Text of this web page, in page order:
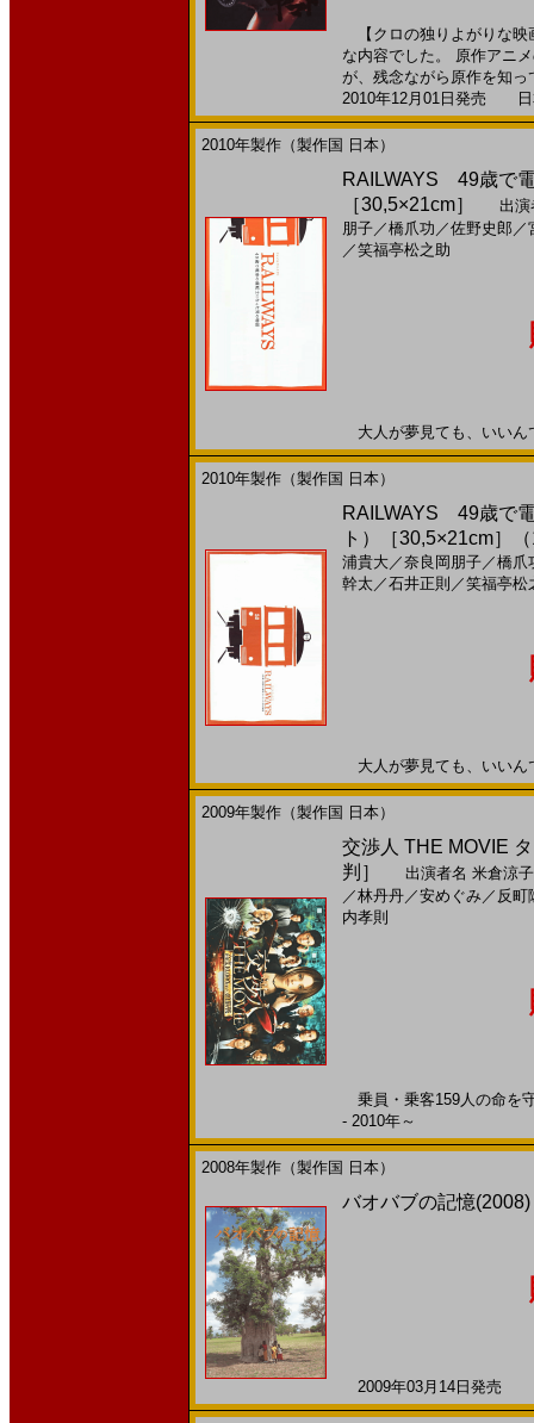
【クロの独りよがりな映
な内容でした。 原作アニ
が、残念ながら原作を知
2010年12月01日発売 日
2010年製作（製作国 日本）
RAILWAYS 49歳で
［30,5×21cm］
出演
朋子／橋爪功 ／佐野史郎 ／
／笑福亭松之助
大人が夢見ても、いい
2010年製作（製作国 日本）
RAILWAYS 49歳で
ト）［30,5×21cm］
浦貴大／奈良岡朋子／橋爪
幹太 ／石井正則 ／笑福亭松
大人が夢見ても、いい
2009年製作（製作国 日本）
交渉人 THE MOVIE
判］
出演者名 米倉涼子
／林丹丹／安めぐみ／ 反町
内孝則
乗員・乗客159人の命を
- 2010年～
2008年製作（製作国 日本）
バオバブの記憶
2009年03月14日発売